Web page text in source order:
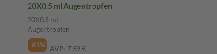
20X0.5 ml Augentropfen
20X0.5 ml
Augentropfen
-61%
AVP: 7,59 €